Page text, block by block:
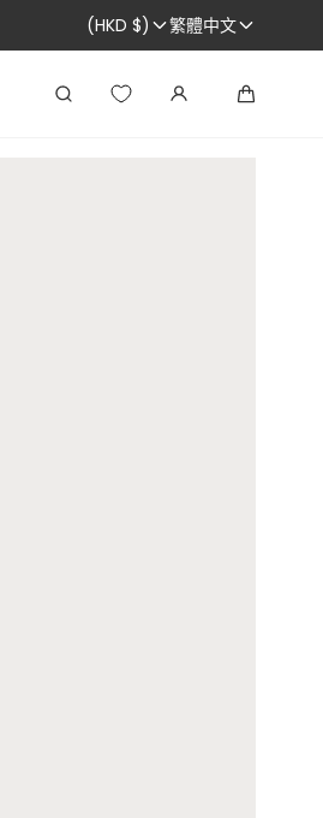
(HKD $) 繁體中文
搜